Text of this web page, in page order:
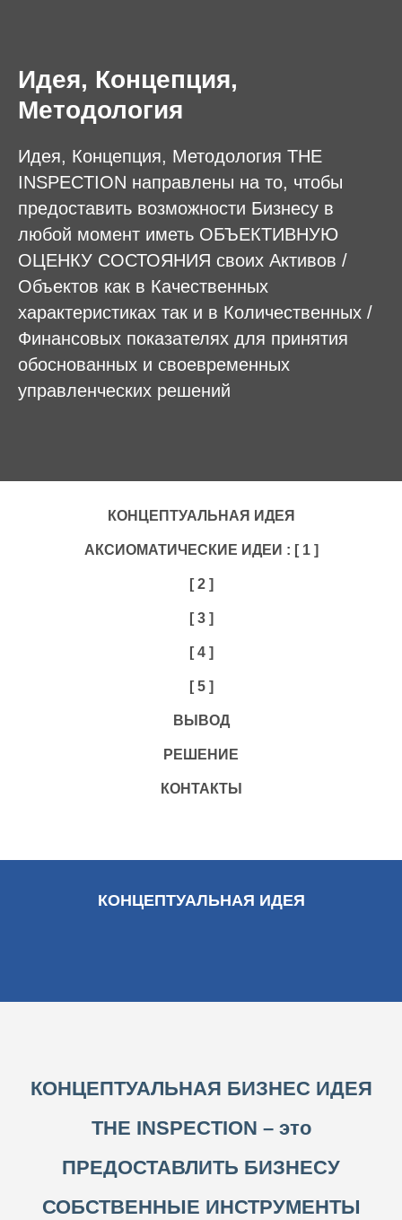
Идея, Концепция,
Методология
Идея, Концепция, Методология THE
INSPECTION направлены на то, чтобы
предоставить возможности Бизнесу в
любой момент иметь ОБЪЕКТИВНУЮ
ОЦЕНКУ СОСТОЯНИЯ своих Активов /
Объектов как в Качественных
характеристиках так и в Количественных /
Финансовых показателях для принятия
обоснованных и своевременных
управленческих решений
КОНЦЕПТУАЛЬНАЯ ИДЕЯ
АКСИОМАТИЧЕСКИЕ ИДЕИ : [ 1 ]
[ 2 ]
[ 3 ]
[ 4 ]
[ 5 ]
ВЫВОД
РЕШЕНИЕ
КОНТАКТЫ
КОНЦЕПТУАЛЬНАЯ ИДЕЯ
КОНЦЕПТУАЛЬНАЯ БИЗНЕС ИДЕЯ
THE INSPECTION – это
ПРЕДОСТАВЛИТЬ БИЗНЕСУ
СОБСТВЕННЫЕ ИНСТРУМЕНТЫ